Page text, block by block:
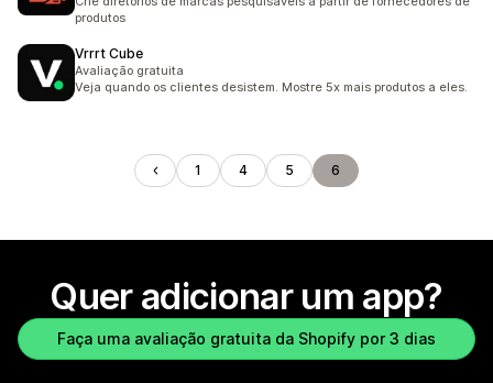
produtos
Vrrrt Cube
Avaliação gratuita
Veja quando os clientes desistem. Mostre 5x mais produtos a eles.
1 4 5 6
Quer adicionar um app?
Faça uma avaliação gratuita da Shopify por 3 dias